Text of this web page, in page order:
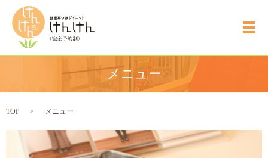
メ
メニュー
TOP メニュー